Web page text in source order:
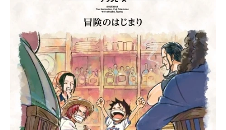
実写化映画一覧
今期アニメ曜日別一覧
春アニメ 夏アニメ
秋アニメ 冬アニメ
男性声優/女性声優一覧
FOLLOW US